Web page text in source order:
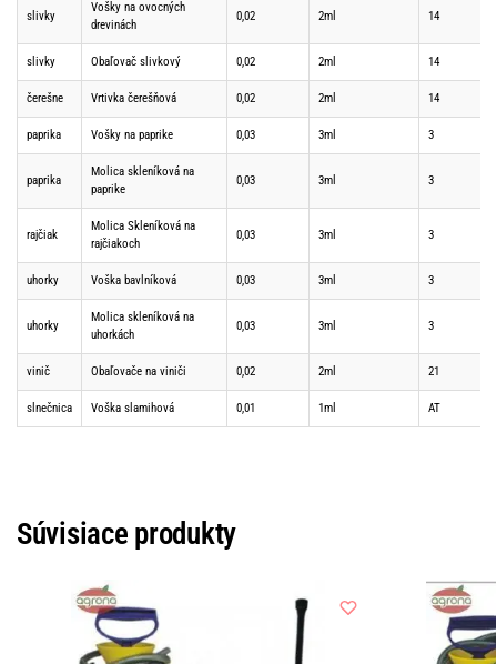
slivky
Vošky na ovocných
drevinách
0,02 2ml 14
slivky Obaľovač slivkový 0,02 2ml 14
čerešne Vrtivka čerešňová 0,02 2ml 14
paprika Vošky na paprike 0,03 3ml 3
paprika
Molica skleníková na
paprike
0,03 3ml 3
rajčiak
Molica Skleníková na
rajčiakoch
0,03 3ml 3
uhorky Voška bavlníková 0,03 3ml 3
uhorky
Molica skleníková na
uhorkách
0,03 3ml 3
vinič Obaľovače na viniči 0,02 2ml 21
slnečnica Voška slamihová 0,01 1ml AT
Súvisiace produkty